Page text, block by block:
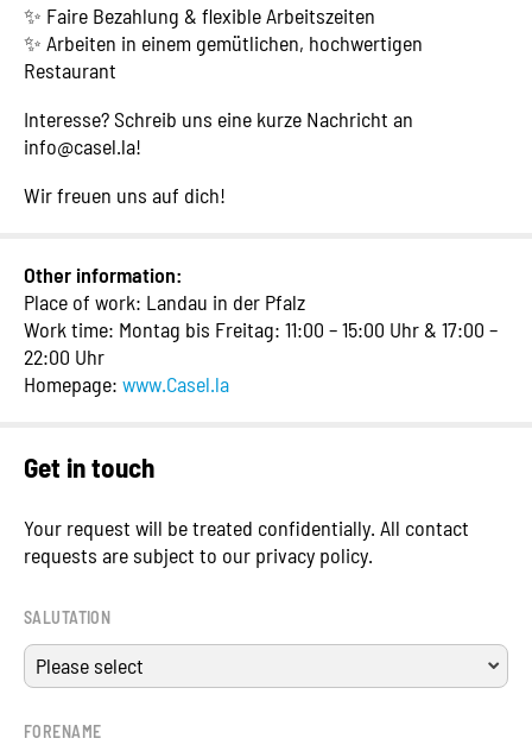
✨ Faire Bezahlung & flexible Arbeitszeiten
✨ Arbeiten in einem gemütlichen, hochwertigen
Restaurant
Interesse? Schreib uns eine kurze Nachricht an
info@casel.la!
Wir freuen uns auf dich!
Other information:
Place of work: Landau in der Pfalz
Work time: Montag bis Freitag: 11:00 – 15:00 Uhr & 17:00 –
22:00 Uhr
Homepage: www.Casel.la
Get in touch
Your request will be treated confidentially. All contact
requests are subject to our privacy policy.
SALUTATION
FORENAME